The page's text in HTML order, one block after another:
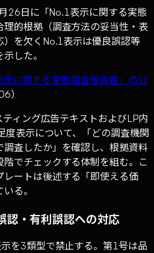
26日に「No.1表示に関する実態
的根拠（調査方法の妥当性・表
を欠くNo.1表示は優良誤認等
した。
に関する実態調査報告書」の公
）
ィング広告テキストおよびLP内
度表示について、「どの調査機関
査したか」を確認し、根拠資料
階でチェックする体制を組む。こ
ートは後述する「即使える価
る。
認・有利誤認への対応
を3類型で禁止する。第1号は品